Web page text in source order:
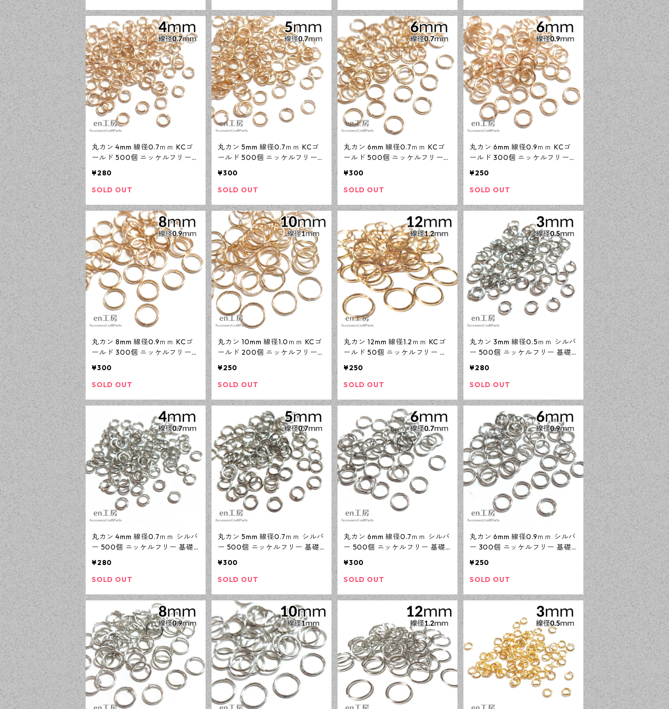
丸カン 4mm 線径0.7ｍｍ KCゴ
ールド 500個 ニッケルフリー
【en工房】
¥280
SOLD OUT
丸カン 5mm 線径0.7ｍｍ KCゴ
ールド 500個 ニッケルフリー
【en工房】
¥300
SOLD OUT
丸カン 6mm 線径0.7ｍｍ KCゴ
ールド 500個 ニッケルフリー
【en工房】
¥300
SOLD OUT
丸カン 6mm 線径0.9ｍｍ KCゴ
ールド 300個 ニッケルフリー
【en工房】
¥250
SOLD OUT
丸カン 8mm 線径0.9ｍｍ KCゴ
ールド 300個 ニッケルフリー
【en工房】
¥300
SOLD OUT
丸カン 10mm 線径1.0ｍｍ KCゴ
ールド 200個 ニッケルフリー
【en工房】
¥250
SOLD OUT
丸カン 12mm 線径1.2ｍｍ KCゴ
ールド 50個 ニッケルフリー 基
【en工房】
¥250
SOLD OUT
丸カン 3mm 線径0.5ｍｍ シルバ
ー 500個 ニッケルフリー 基礎
n工房】
¥280
SOLD OUT
丸カン 4mm 線径0.7ｍｍ シルバ
ー 500個 ニッケルフリー 基礎
n工房】
¥280
SOLD OUT
丸カン 5mm 線径0.7ｍｍ シルバ
ー 500個 ニッケルフリー 基礎
n工房】
¥300
SOLD OUT
丸カン 6mm 線径0.7ｍｍ シルバ
ー 500個 ニッケルフリー 基礎
n工房】
¥300
SOLD OUT
丸カン 6mm 線径0.9ｍｍ シルバ
ー 300個 ニッケルフリー 基礎
n工房】
¥250
SOLD OUT